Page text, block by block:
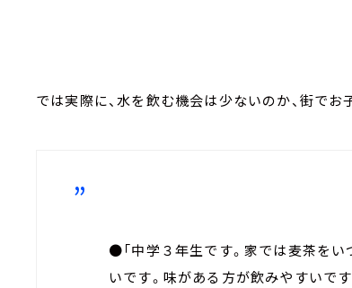
では実際に、水を飲む機会は少ないのか、街で
●「中学３年生です。家では麦茶を
いです。味がある方が飲みやすいです